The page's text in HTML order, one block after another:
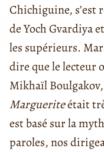
Chichiguine, s’est
de Yoch Gvardiya
les supérieurs.
dire que le lecteur
Mikhaïl
Margueriteétait
est basé sur la
paroles, nos